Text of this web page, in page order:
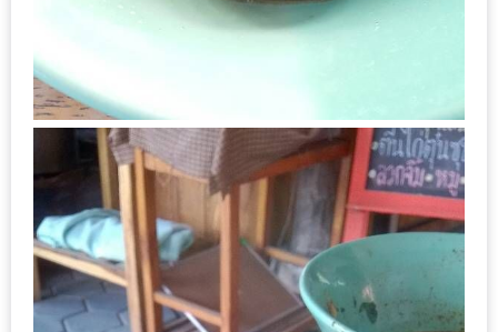
พลาด
สำหรับ
ฤดู
หนาว
นี้
กับ
PING
FAI